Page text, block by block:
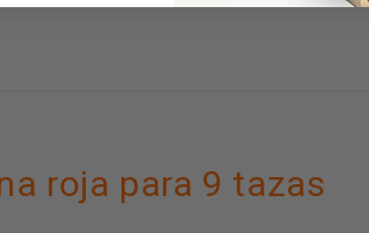
roja para 9 tazas